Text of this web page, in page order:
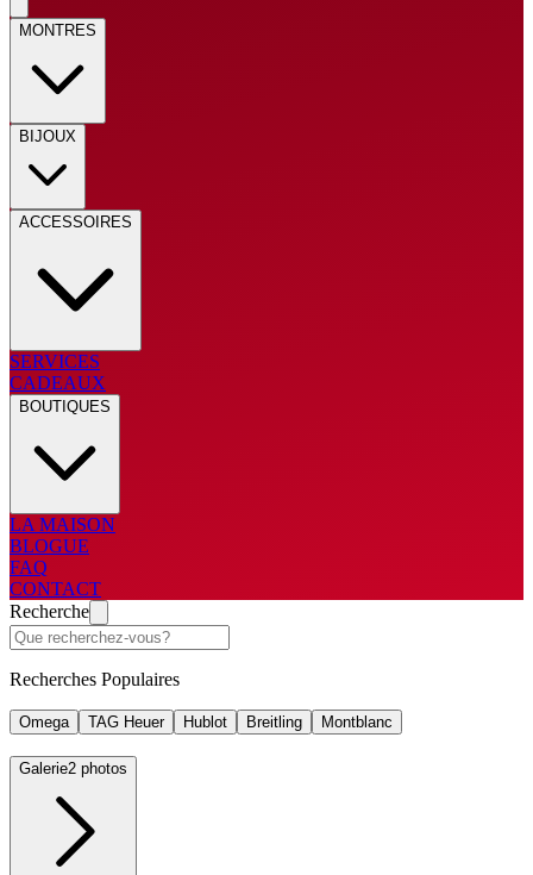
MONTRES
BIJOUX
ACCESSOIRES
SERVICES
CADEAUX
BOUTIQUES
LA MAISON
BLOGUE
FAQ
CONTACT
Recherche
Recherches Populaires
Omega TAG Heuer Hublot Breitling Montblanc
Galerie2 photos